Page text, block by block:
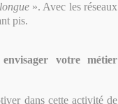
». Avec les réseaux
pis.
votre métier
dans cette activité de